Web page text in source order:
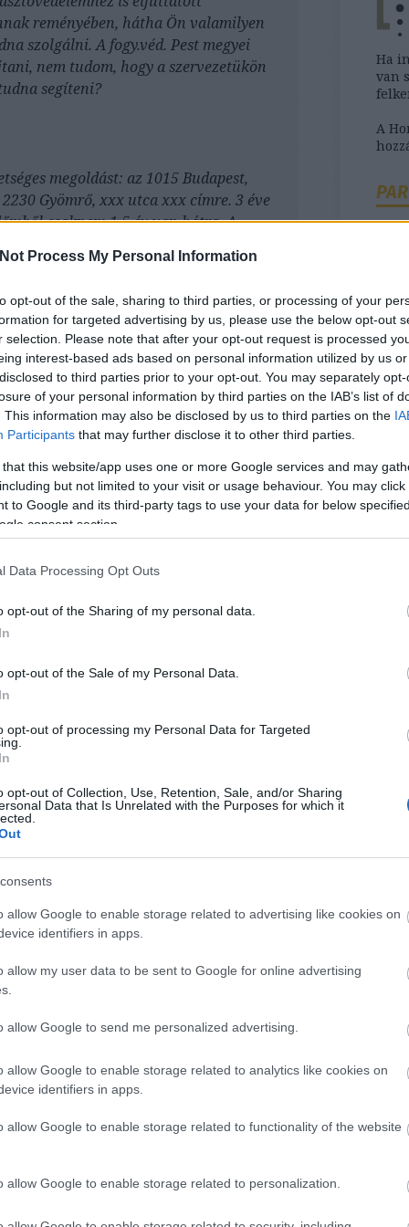
Process My Personal Information
opt-out of the sale, sharing to third parties, or processing of your
for targeted advertising by us, please use the below opt-out
selection. Please note that after your opt-out request is processed
interest-based ads based on personal information utilized by us
to third parties prior to your opt-out. You may separately
of your personal information by third parties on the IAB’s list of
This information may also be disclosed by us to third parties on the
Participants that may further disclose it to other third parties.
that this website/app uses one or more Google services and may
but not limited to your visit or usage behaviour. You may
to Google and its third-party tags to use your data for below
consent section.
Data Processing Opt Outs
opt-out of the Sharing of my personal data.
opt-out of the Sale of my Personal Data.
opt-out of processing my Personal Data for Targeted
opt-out of Collection, Use, Retention, Sale, and/or Sharing
Data that Is Unrelated with the Purposes for which it
allow Google to enable storage related to advertising like cookies on
identifiers in apps.
allow my user data to be sent to Google for online advertising
allow Google to send me personalized advertising.
allow Google to enable storage related to analytics like cookies on
identifiers in apps.
allow Google to enable storage related to functionality of the website
allow Google to enable storage related to personalization.
reményében, hátha Ön valamilyen
szolgálni. A fogy.véd. Pest megyei
nem tudom, hogy a szervezetükön
segíteni?
megoldást: az 1015 Budapest,
Gyömrő, xxx utca xxx címre. 3 éve
csaknem 1,5 év van hátra. A
azzal a helyzettel, hogy a "29-es
tud nyújtani (jelenlegi
biztosít, Gyömrőn a leggyorsabb
megoldásokról (szolgáltatás
Én viszont - mivel a budapesti és a
a különbség - le szeretném mondani
000 Ft lenne.
gondom nem lenne, ha "csak úgy"
hogy a jelenlegi internet
nem tartom igazságosnak. A UPC-t
veszíteni, de meggyőződésem,
hűségnyilatkoza díjtalan felbontása."
méltányossági kedvezményt
mit mondanak a jogszabályok.
szerződést az előfizető csak az
kötelezettségével mondhatja fel.
magatartása, amelyek az
álló határidő eredménytelen elteltét
hibát 15 napig nem tudja
az előfizető a felmondását megelőző
tett, amely alapján a szolgáltató valós,
a „29-es körzetre” vonatkozóan
Ha
van
A
Ha
Az
A
(171 )
)